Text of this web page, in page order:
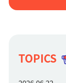
TOPICS